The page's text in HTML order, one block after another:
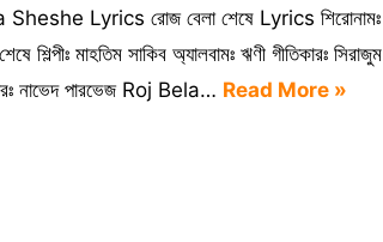
Lyrics রোজ বেলা শেষে Lyrics শিরোনামঃ
শিল্পীঃ মাহতিম সাকিব অ্যালবামঃ ঋণী গীতিকারঃ সিরাজুম
নাভেদ পারভেজ Roj Bela… Read More »